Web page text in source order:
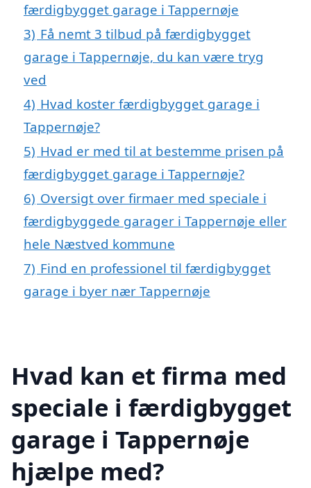
færdigbygget garage i Tappernøje
3) Få nemt 3 tilbud på færdigbygget
garage i Tappernøje, du kan være tryg
ved
4) Hvad koster færdigbygget garage i
Tappernøje?
5) Hvad er med til at bestemme prisen på
færdigbygget garage i Tappernøje?
6) Oversigt over firmaer med speciale i
færdigbyggede garager i Tappernøje eller
hele Næstved kommune
7) Find en professionel til færdigbygget
garage i byer nær Tappernøje
Hvad kan et firma med
speciale i færdigbygget
garage i Tappernøje
hjælpe med?